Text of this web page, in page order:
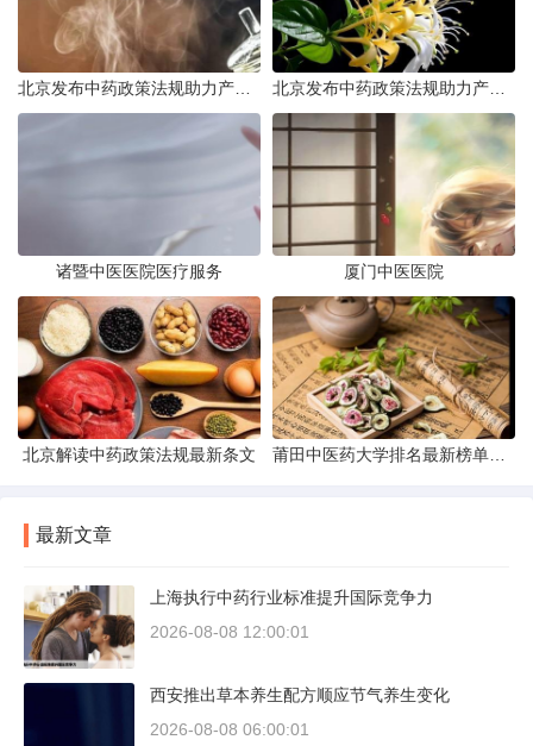
诸暨中医医院医疗服务 厦门中医医院
北京解读中药政策法规最新条文
最新文章
上海执行中药行业标准提升国际竞争力
2026-08-08 12:00:01
西安推出草本养生配方顺应节气养生变化
2026-08-08 06:00:01